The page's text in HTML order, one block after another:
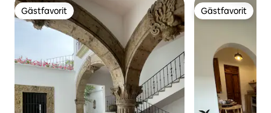
Gästfavorit
Gästfavorit Gästfavorit
Gästfavorit